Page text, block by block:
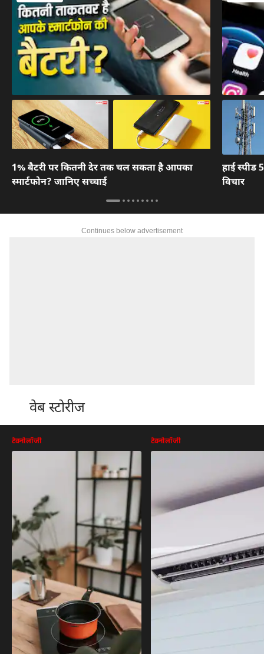
1% बैटरी पर कितनी देर तक चल सकता है आपका
स्मार्टफोन? जानिए सच्चाई
हाई स्पीड
विचार
Continues below advertisement
वेब स्टोरीज
टेक्नोलॉजी टेक्नोलॉजी